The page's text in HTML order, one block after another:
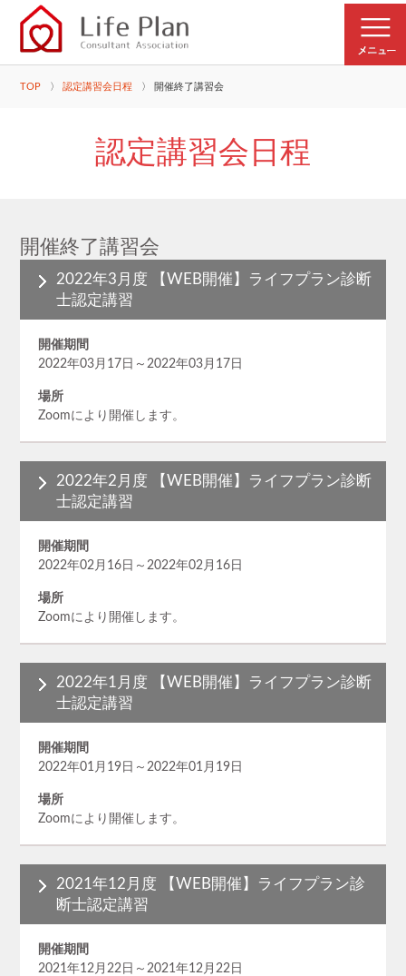
TOP 認定講習会日程 開催終了講習会
認定講習会日程
開催終了講習会
2022年3月度 【WEB開催】ライフプラン診断
士認定講習
開催期間
2022年03月17日～2022年03月17日
場所
Zoomにより開催します。
2022年2月度 【WEB開催】ライフプラン診断
士認定講習
開催期間
2022年02月16日～2022年02月16日
場所
Zoomにより開催します。
2022年1月度 【WEB開催】ライフプラン診断
士認定講習
開催期間
2022年01月19日～2022年01月19日
場所
Zoomにより開催します。
2021年12月度 【WEB開催】ライフプラン診
断士認定講習
開催期間
2021年12月22日～2021年12月22日